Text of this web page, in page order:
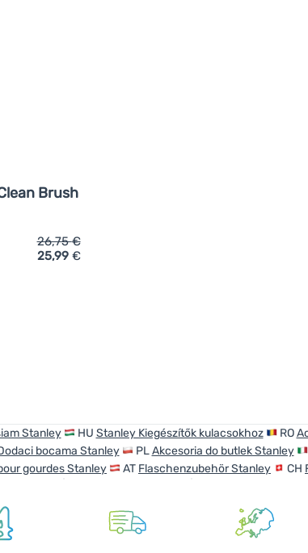
Brush
Stanley The Classic Clean Brush' hinzufügen
26,75€
25,99 €
Stanley HU Stanley Kiegészítők kulacsokhoz RO
bocama Stanley PLAkcesoria do butlek Stanley
gourdes Stanley AT Flaschenzubehör Stanley CH